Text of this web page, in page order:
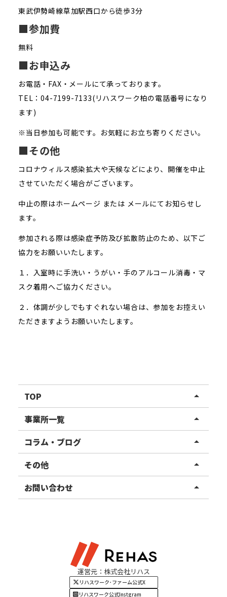
東武伊勢崎線草加駅西口から徒歩3分
■参加費
無料
■お申込み
お電話・FAX・メールにて承っております。
TEL：04-7199-7133(リハスワーク柏の電話番号になり
ます)
※当日参加も可能です。お気軽にお立ち寄りください。
■その他
コロナウィルス感染拡大や天候などにより、開催を中止
させていただく場合がございます。
中止の際はホームページ または メールにてお知らせし
ます。
参加される際は感染症予防及び拡散防止のため、以下ご
協力をお願いいたします。
１．入室時に手洗い・うがい・手のアルコール消毒・マ
スク着用へご協力ください。
２．体調が少しでもすぐれない場合は、参加をお控えい
ただきますようお願いいたします。
TOP arrow_drop_up
リハスワーク
リハスファーム
事業所一覧 arrow_drop_up
関東エリア
東北エリア
甲信越エリア
四国・九州エリア
コラム・ブログ arrow_drop_up
事業所ブログ
ご利用者様の声
その他 arrow_drop_up
お知らせ
お問い合わせ arrow_drop_up
運営元：株式会社リハス
リハスワーク･ファーム公式X
リハスワーク公式Instgram